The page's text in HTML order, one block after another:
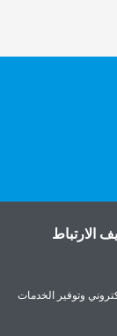
الارتباط
وتوفير الخدمات